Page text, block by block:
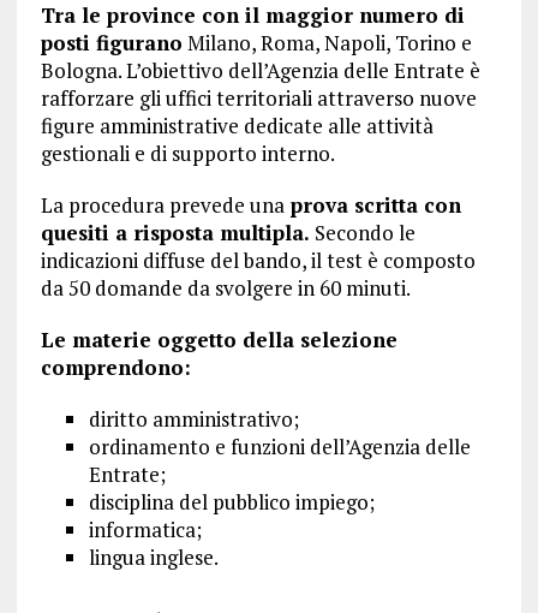
Tra le province con il maggior numero di
posti figurano Milano, Roma, Napoli, Torino e
Bologna. L’obiettivo dell’Agenzia delle Entrate è
rafforzare gli uffici territoriali attraverso nuove
figure amministrative dedicate alle attività
gestionali e di supporto interno.
La procedura prevede unaprova scritta con
quesiti a risposta multipla. Secondo le
indicazioni diffuse del bando, il test è composto
da 50 domande da svolgere in 60 minuti.
Le materie oggetto della selezione
comprendono:
diritto amministrativo;
ordinamento e funzioni dell’Agenzia delle
Entrate;
disciplina del pubblico impiego;
informatica;
lingua inglese.